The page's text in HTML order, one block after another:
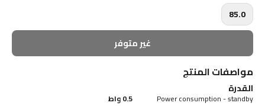
85.0
غير متوفر
مواصفات المنتج
القدرة
Power consumption - standby 0.5 واط